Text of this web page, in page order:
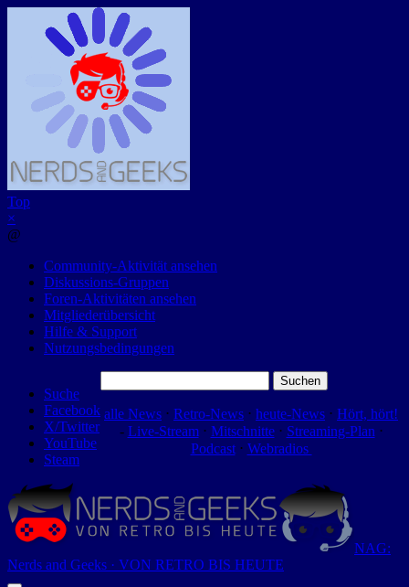
Top
×
@
Community-Aktivität ansehen
Diskussions-Gruppen
Foren-Aktivitäten ansehen
Mitgliederübersicht
Hilfe & Support
Nutzungsbedingungen
Suche
Facebook
X/Twitter
YouTube
Steam
nach:
alle News ⋅ Retro-News ⋅ heute-News ⋅ Hört, hört!
- Live-Stream⋅ Mitschnitte⋅ Streaming-Plan ⋅
Podcast⋅ Webradios
NAG:
Nerds and Geeks · VON RETRO BIS HEUTE